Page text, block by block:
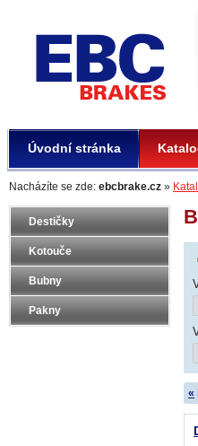
EBC Brakes
Nacházíte se zde: ebcbrake.cz »
Destičky
Kotouče
Bubny
Pakny
«
Úvodní stránka